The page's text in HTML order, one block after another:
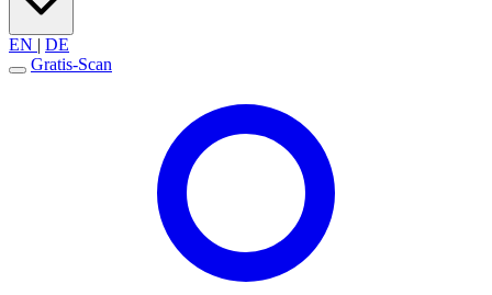
EN | DE
Gratis-Scan